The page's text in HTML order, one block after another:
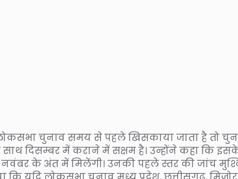
चुनाव समय से पहले खिसकाया जाता है तो
दिसम्बर में कराने में सक्षम है। उन्होंने कहा कि
नवंबर के अंत में मिलेंगी। उनकी पहले स्तर की जांच